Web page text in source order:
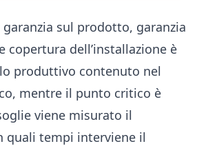
sul prodotto, garanzia
copertura dell’installazione è
produttivo contenuto nel
mentre il punto critico è
viene misurato il
quali tempi interviene il